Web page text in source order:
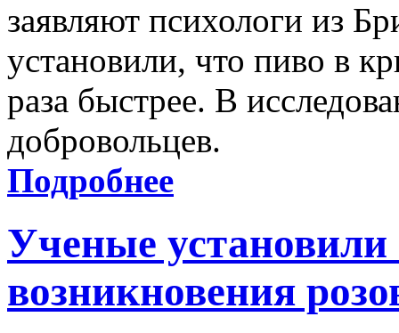
заявляют психологи из
установили, что пиво в
раза быстрее. В
добровольцев.
Подробнее
Ученые
возникновения